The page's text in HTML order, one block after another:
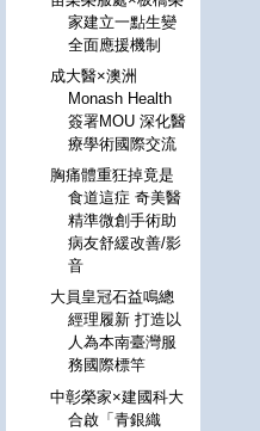
家建立一點生變
全面應援機制
成大醫×澳洲
Monash Health
簽署MOU 深化醫
療學術國際交流
胸痛體重狂掉竟是
食道這症 奇美醫
精準微創手術助
病友舒緩改善/影
音
大員皇冠石益鳴總
經理履新 打造以
人為本南臺灣服
務國際標竿
中彰榮家×建國科大
合啟「青銀織